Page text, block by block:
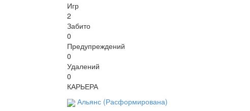
Игр
2
Забито
0
Предупреждений
0
Удалений
0
КАРЬЕРА
Альянс (Расформирована)